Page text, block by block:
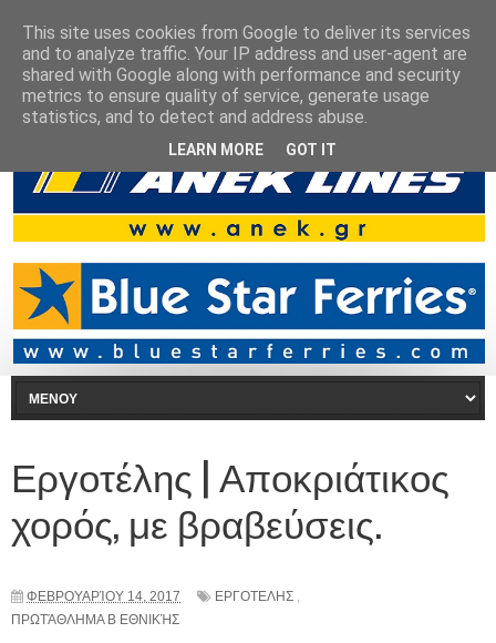
Εργοτέλης | Αποκριάτικος
χορός, με βραβεύσεις.
ΦΕΒΡΟΥΑΡΊΟΥ 14, 2017 ΕΡΓΟΤΕΛΗΣ ,
ΠΡΩΤΆΘΛΗΜΑ Β ΕΘΝΙΚΉΣ
This site uses cookies from Google to deliver its services
and to analyze traffic. Your IP address and user-agent are
shared with Google along with performance and security
metrics to ensure quality of service, generate usage
statistics, and to detect and address abuse.
LEARN MORE GOT IT